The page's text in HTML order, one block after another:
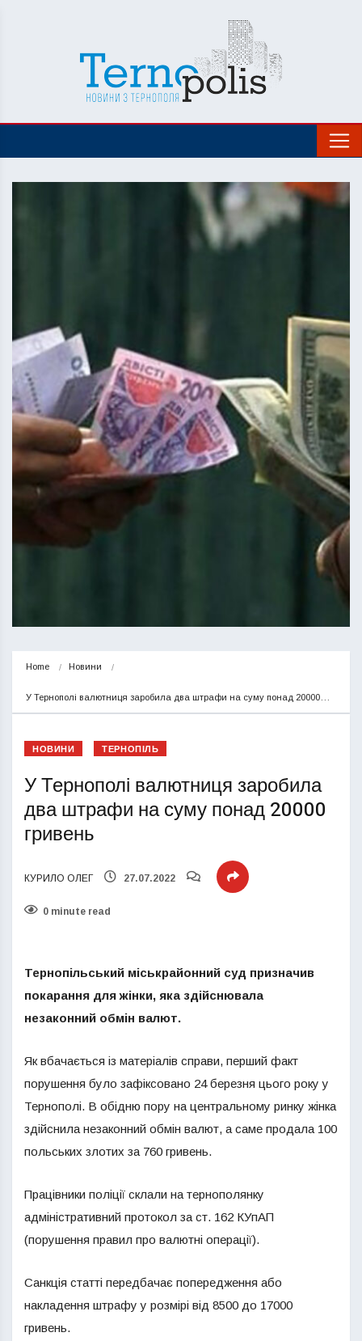
Home Новини
У Тернополі валютниця заробила два штрафи на суму понад 20000…
НОВИНИ ТЕРНОПІЛЬ
У Тернополі валютниця заробила
два штрафи на суму понад 20000
гривень
КУРИЛО ОЛЕГ 27.07.2022
0 minute read
Тернопільський міськрайонний суд призначив
покарання для жінки, яка здійснювала
незаконний обмін валют.
Як вбачається із матеріалів справи, перший факт
порушення було зафіксовано 24 березня цього року у
Тернополі. В обідню пору на центральному ринку жінка
здійснила незаконний обмін валют, а саме продала 100
польських злотих за 760 гривень.
Працівники поліції склали на тернополянку
адміністративний протокол за ст. 162 КУпАП
(порушення правил про валютні операції).
Санкція статті передбачає попередження або
накладення штрафу у розмірі від 8500 до 17000
гривень.